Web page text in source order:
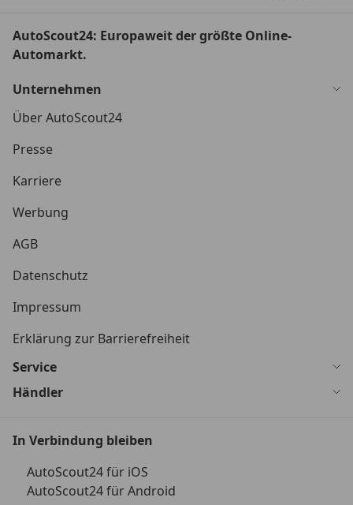
AutoScout24: Europaweit der größte Online-
Automarkt.
Unternehmen
Über AutoScout24
Presse
Karriere
Werbung
AGB
Datenschutz
Impressum
Erklärung zur Barrierefreiheit
Service
Händler
In Verbindung bleiben
AutoScout24 für iOS
AutoScout24 für Android